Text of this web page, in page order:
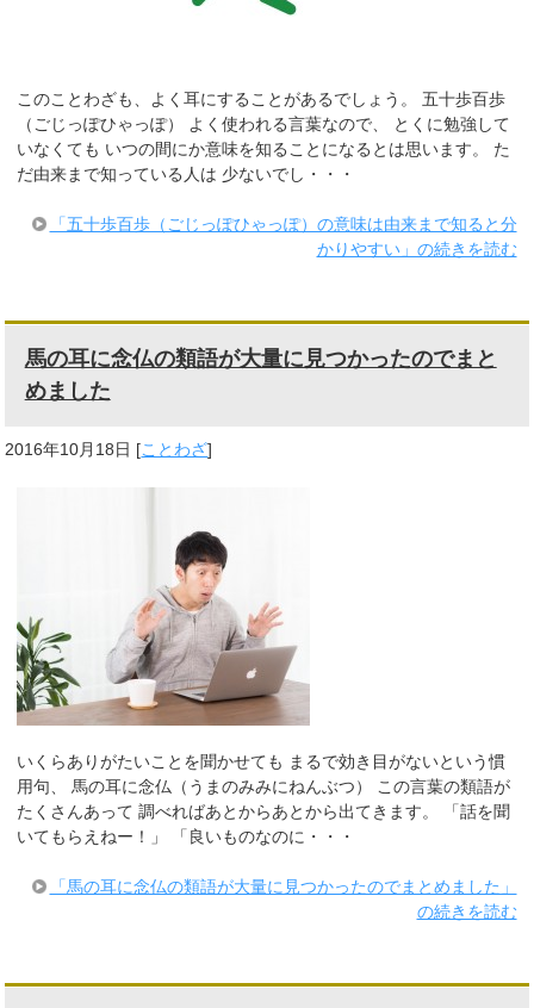
このことわざも、よく耳にすることがあるでしょう。 五十歩百歩
（ごじっぽひゃっぽ） よく使われる言葉なので、 とくに勉強して
いなくても いつの間にか意味を知ることになるとは思います。 た
だ由来まで知っている人は 少ないでし・・・
「五十歩百歩（ごじっぽひゃっぽ）の意味は由来まで知ると分
かりやすい」の続きを読む
馬の耳に念仏の類語が大量に見つかったのでまと
めました
2016年10月18日 [ことわざ]
いくらありがたいことを聞かせても まるで効き目がないという慣
用句、 馬の耳に念仏（うまのみみにねんぶつ） この言葉の類語が
たくさんあって 調べればあとからあとから出てきます。 「話を聞
いてもらえねー！」 「良いものなのに・・・
「馬の耳に念仏の類語が大量に見つかったのでまとめました」
の続きを読む